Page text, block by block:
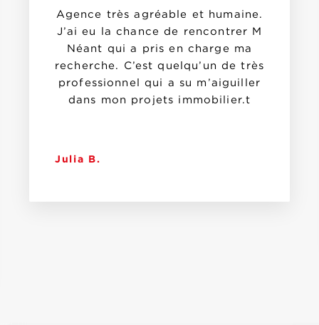
Agence très agréable et humaine.
J’ai eu la chance de rencontrer M
Néant qui a pris en charge ma
recherche. C’est quelqu’un de très
professionnel qui a su m’aiguiller
dans mon projets immobilier.t
Julia B.